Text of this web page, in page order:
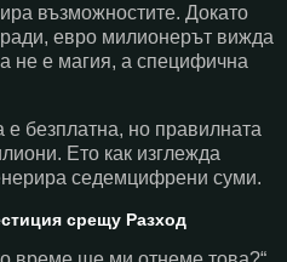
възможностите. Докато
евро милионерът вижда
не е магия, а специфична
безплатна, но правилната
Ето как изглежда
седемцифрени суми.
срещу Разход